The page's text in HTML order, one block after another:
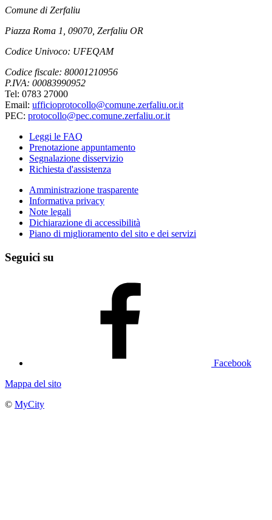
Comune di Zerfaliu
Piazza Roma 1, 09070, Zerfaliu OR
Codice Univoco: UFEQAM
Codice fiscale: 80001210956
P.IVA: 00083990952
Tel: 0783 27000
Email: ufficioprotocollo@comune.zerfaliu.or.it
PEC: protocollo@pec.comune.zerfaliu.or.it
Leggi le FAQ
Prenotazione appuntamento
Segnalazione disservizio
Richiesta d'assistenza
Amministrazione trasparente
Informativa privacy
Note legali
Dichiarazione di accessibilità
Piano di miglioramento del sito e dei servizi
Seguici su
Facebook
Mappa del sito
© MyCity